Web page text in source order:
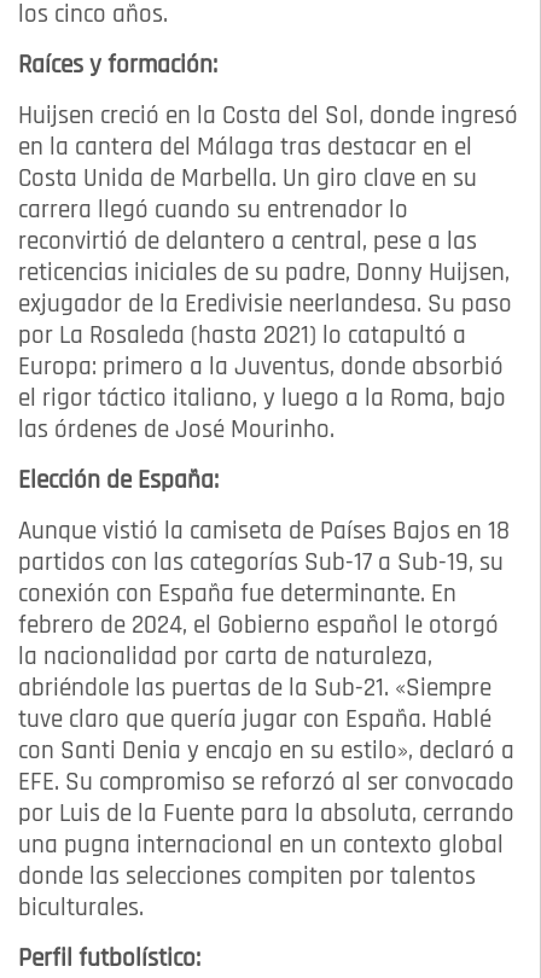
los cinco años.
Raíces y formación:
Huijsen creció en la Costa del Sol, donde ingresó
en la cantera del Málaga tras destacar en el
Costa Unida de Marbella. Un giro clave en su
carrera llegó cuando su entrenador lo
reconvirtió de delantero a central, pese a las
reticencias iniciales de su padre, Donny Huijsen,
exjugador de la Eredivisie neerlandesa. Su paso
por La Rosaleda (hasta 2021) lo catapultó a
Europa: primero a la Juventus, donde absorbió
el rigor táctico italiano, y luego a la Roma, bajo
las órdenes de José Mourinho.
Elección de España:
Aunque vistió la camiseta de Países Bajos en 18
partidos con las categorías Sub-17 a Sub-19, su
conexión con España fue determinante. En
febrero de 2024, el Gobierno español le otorgó
la nacionalidad por carta de naturaleza,
abriéndole las puertas de la Sub-21. «Siempre
tuve claro que quería jugar con España. Hablé
con Santi Denia y encajo en su estilo», declaró a
EFE. Su compromiso se reforzó al ser convocado
por Luis de la Fuente para la absoluta, cerrando
una pugna internacional en un contexto global
donde las selecciones compiten por talentos
biculturales.
Perfil futbolístico: